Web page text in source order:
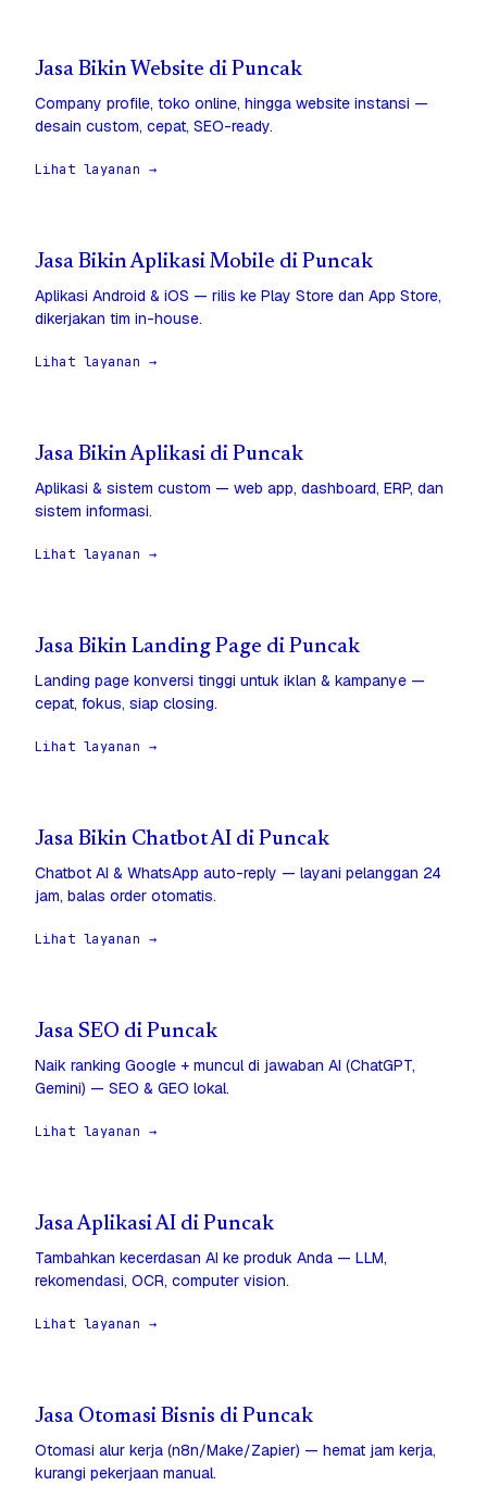
Jasa Bikin Website di Puncak
Company profile, toko online, hingga website instansi —
desain custom, cepat, SEO-ready.
Lihat layanan →
Jasa Bikin Aplikasi Mobile di Puncak
Aplikasi Android & iOS — rilis ke Play Store dan App Store,
dikerjakan tim in-house.
Lihat layanan →
Jasa Bikin Aplikasi di Puncak
Aplikasi & sistem custom — web app, dashboard, ERP, dan
sistem informasi.
Lihat layanan →
Jasa Bikin Landing Page di Puncak
Landing page konversi tinggi untuk iklan & kampanye —
cepat, fokus, siap closing.
Lihat layanan →
Jasa Bikin Chatbot AI di Puncak
Chatbot AI & WhatsApp auto-reply — layani pelanggan 24
jam, balas order otomatis.
Lihat layanan →
Jasa SEO di Puncak
Naik ranking Google + muncul di jawaban AI (ChatGPT,
Gemini) — SEO & GEO lokal.
Lihat layanan →
Jasa Aplikasi AI di Puncak
Tambahkan kecerdasan AI ke produk Anda — LLM,
rekomendasi, OCR, computer vision.
Lihat layanan →
Jasa Otomasi Bisnis di Puncak
Otomasi alur kerja (n8n/Make/Zapier) — hemat jam kerja,
kurangi pekerjaan manual.